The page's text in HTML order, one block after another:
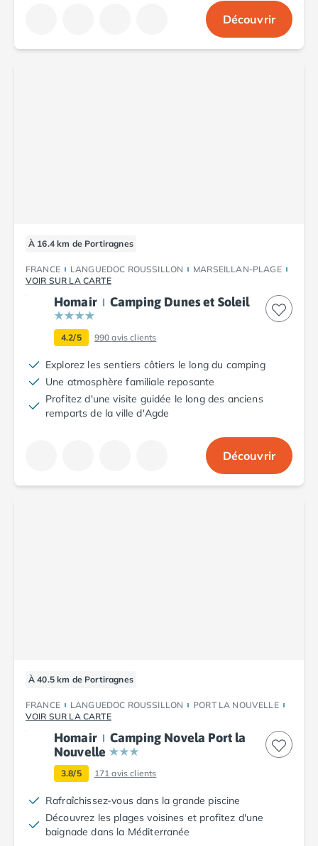
Découvrir
À 16.4 km de Portiragnes
FRANCE LANGUEDOC ROUSSILLON
MARSEILLAN-PLAGE
VOIR SUR LA CARTE
Homair Camping Dunes et Soleil
4.2/5 990avis clients
Explorez les sentiers côtiers le long du camping
Une atmosphère familiale reposante
Profitez d'une visite guidée le long des anciens
remparts de la ville d'Agde
Découvrir
À 40.5 km de Portiragnes
FRANCE LANGUEDOC ROUSSILLON
PORT LA NOUVELLE
VOIR SUR LA CARTE
Homair
Camping Novela Port la
Nouvelle
3.8/5 171avis clients
Rafraîchissez-vous dans la grande piscine
Découvrez les plages voisines et profitez d'une
baignade dans la Méditerranée